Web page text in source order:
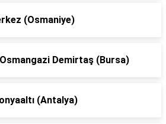
(Osmaniye)
Demirtaş (Bursa)
(Antalya)